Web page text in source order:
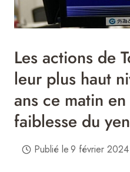
Les actions de
leur plus haut
ans ce matin
faiblesse du yen
Publié le9 février 2024